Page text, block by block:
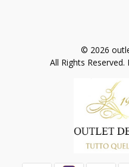
© 2026
All Rights Reserved.